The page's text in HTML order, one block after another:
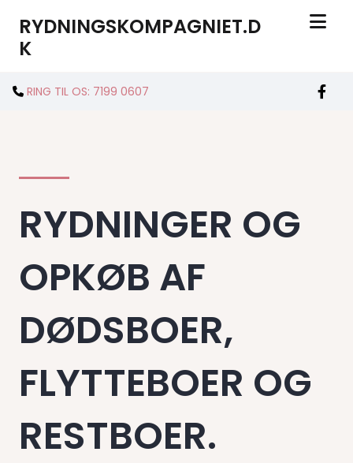
RYDNINGSKOMPAGNIET.D
K
 RING TIL OS: 7199 0607
RYDNINGER OG
OPKØB AF
DØDSBOER,
FLYTTEBOER OG
RESTBOER.